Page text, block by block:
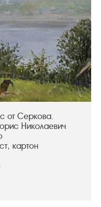
от Серкова.
Николаевич
картон